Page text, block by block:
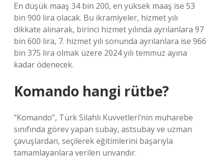
En düşük maaş 34 bin 200, en yüksek maaş ise 53
bin 900 lira olacak. Bu ikramiyeler, hizmet yılı
dikkate alınarak, birinci hizmet yılında ayrılanlara 97
bin 600 lira, 7. hizmet yılı sonunda ayrılanlara ise 966
bin 375 lira olmak üzere 2024 yılı temmuz ayına
kadar ödenecek.
Komando hangi rütbe?
“Komando”, Türk Silahlı Kuvvetleri’nin muharebe
sınıfında görev yapan subay, astsubay ve uzman
çavuşlardan, seçilerek eğitimlerini başarıyla
tamamlayanlara verilen unvandır.